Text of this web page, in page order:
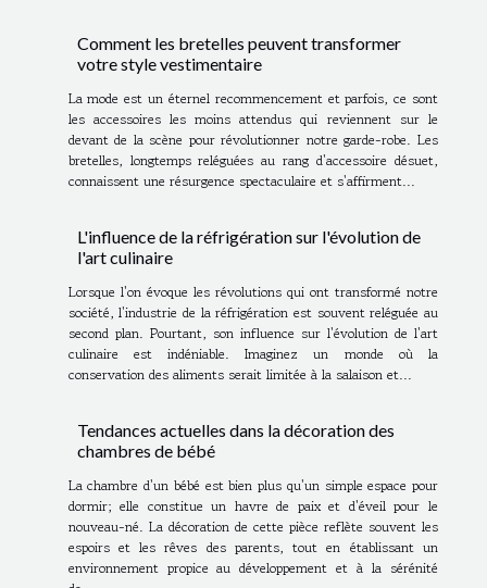
Comment les bretelles peuvent transformer
votre style vestimentaire
La mode est un éternel recommencement et parfois, ce sont
les accessoires les moins attendus qui reviennent sur le
devant de la scène pour révolutionner notre garde-robe. Les
bretelles, longtemps reléguées au rang d'accessoire désuet,
connaissent une résurgence spectaculaire et s'affirment...
L'influence de la réfrigération sur l'évolution de
l'art culinaire
Lorsque l'on évoque les révolutions qui ont transformé notre
société, l'industrie de la réfrigération est souvent reléguée au
second plan. Pourtant, son influence sur l'évolution de l'art
culinaire est indéniable. Imaginez un monde où la
conservation des aliments serait limitée à la salaison et...
Tendances actuelles dans la décoration des
chambres de bébé
La chambre d'un bébé est bien plus qu'un simple espace pour
dormir; elle constitue un havre de paix et d'éveil pour le
nouveau-né. La décoration de cette pièce reflète souvent les
espoirs et les rêves des parents, tout en établissant un
environnement propice au développement et à la sérénité